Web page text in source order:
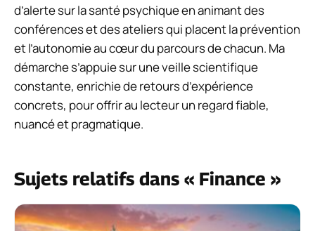
d’alerte sur la santé psychique en animant des
conférences et des ateliers qui placent la prévention
et l’autonomie au cœur du parcours de chacun. Ma
démarche s’appuie sur une veille scientifique
constante, enrichie de retours d’expérience
concrets, pour offrir au lecteur un regard fiable,
nuancé et pragmatique.
Sujets relatifs dans « Finance »